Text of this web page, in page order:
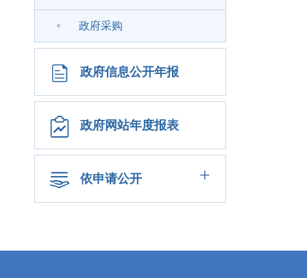
政府采购
政府信息公开年报
政府网站年度报表
依申请公开 +